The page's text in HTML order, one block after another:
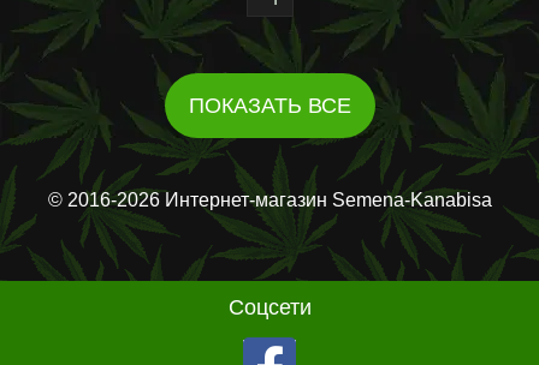
ПОКАЗАТЬ ВСЕ
© 2016-2026 Интернет-магазин Semena-Kanabisa
Соцсети